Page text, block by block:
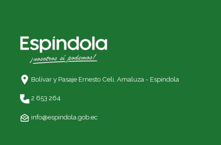
Bolívar y Pasaje Ernesto Celi, Amaluza - Espíndola
2 653 264
info@espindola.gob.ec